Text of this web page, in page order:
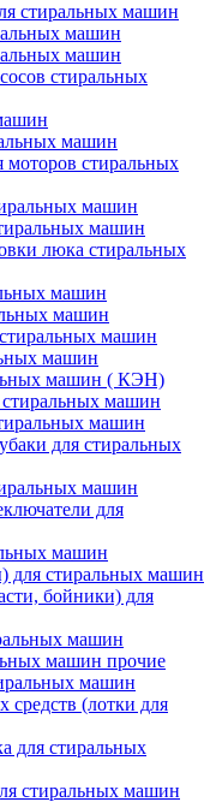
стиральных машин
машин
машин
стиральных
машин
стиральных
машин
машин
люка стиральных
машин
машин
машин
машин
машин ( КЭН)
машин
машин
для стиральных
машин
для
машин
для стиральных машин
бойники) для
машин
машин прочие
машин
(лотки для
для стиральных
стиральных машин